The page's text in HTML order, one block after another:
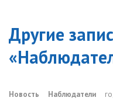
Другие
«
Новость Наблюдатели